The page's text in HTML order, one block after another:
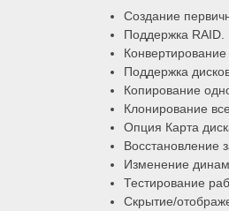
Создание
Поддержка RAID.
Поддержка
Копирование
Клонирование
Опция Карта
Восстановление
Изменение
Тестирование
Скрытие/